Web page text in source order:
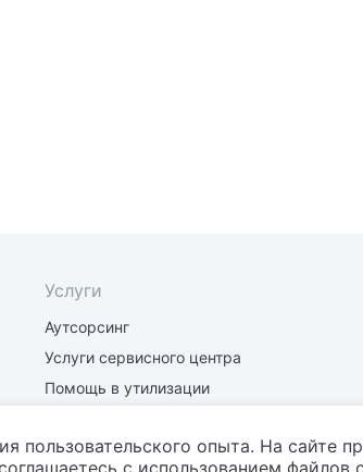
Услуги
Аутсорсинг
Услуги сервисного центра
Помощь в утилизации
картриджей
пользовательского опыта. На сайте
с использованием